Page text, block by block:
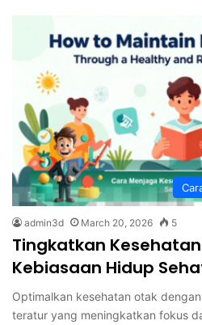
admin3d March 20, 2026 5
Tingkatkan
Kebiasaan Hidup
Optimalkan kesehatan otak
teratur yang meningkatkan fokus